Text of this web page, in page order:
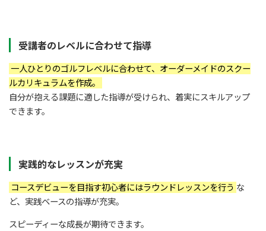
受講者のレベルに合わせて指導
一人ひとりのゴルフレベルに合わせて、オーダーメイドのスクー
ルカリキュラムを作成。
自分が抱える課題に適した指導が受けられ、着実にスキルアップ
できます。
実践的なレッスンが充実
コースデビューを目指す初心者にはラウンドレッスンを行う な
ど、実践ベースの指導が充実。
スピーディーな成長が期待できます。